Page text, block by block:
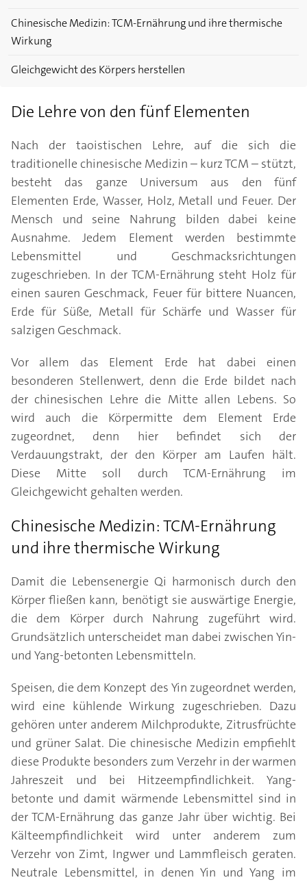
Chinesische Medizin: TCM-Ernährung und ihre thermische
Wirkung
Gleichgewicht des Körpers herstellen
Die Lehre von den fünf Elementen
Nach der taoistischen Lehre, auf die sich die
traditionelle chinesische Medizin – kurz TCM – stützt,
besteht das ganze Universum aus den fünf
Elementen Erde, Wasser, Holz, Metall und Feuer. Der
Mensch und seine Nahrung bilden dabei keine
Ausnahme. Jedem Element werden bestimmte
Lebensmittel und Geschmacksrichtungen
zugeschrieben. In der TCM-Ernährung steht Holz für
einen sauren Geschmack, Feuer für bittere Nuancen,
Erde für Süße, Metall für Schärfe und Wasser für
salzigen Geschmack.
Vor allem das Element Erde hat dabei einen
besonderen Stellenwert, denn die Erde bildet nach
der chinesischen Lehre die Mitte allen Lebens. So
wird auch die Körpermitte dem Element Erde
zugeordnet, denn hier befindet sich der
Verdauungstrakt, der den Körper am Laufen hält.
Diese Mitte soll durch TCM-Ernährung im
Gleichgewicht gehalten werden.
Chinesische Medizin: TCM-Ernährung
und ihre thermische Wirkung
Damit die Lebensenergie Qi harmonisch durch den
Körper fließen kann, benötigt sie auswärtige Energie,
die dem Körper durch Nahrung zugeführt wird.
Grundsätzlich unterscheidet man dabei zwischen Yin-
und Yang-betonten Lebensmitteln.
Speisen, die dem Konzept des Yin zugeordnet werden,
wird eine kühlende Wirkung zugeschrieben. Dazu
gehören unter anderem Milchprodukte, Zitrusfrüchte
und grüner Salat. Die chinesische Medizin empfiehlt
diese Produkte besonders zum Verzehr in der warmen
Jahreszeit und bei Hitzeempfindlichkeit. Yang-
betonte und damit wärmende Lebensmittel sind in
der TCM-Ernährung das ganze Jahr über wichtig. Bei
Kälteempfindlichkeit wird unter anderem zum
Verzehr von Zimt, Ingwer und Lammfleisch geraten.
Neutrale Lebensmittel, in denen Yin und Yang im